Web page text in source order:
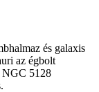
és galaxis
az égbolt
NGC 5128